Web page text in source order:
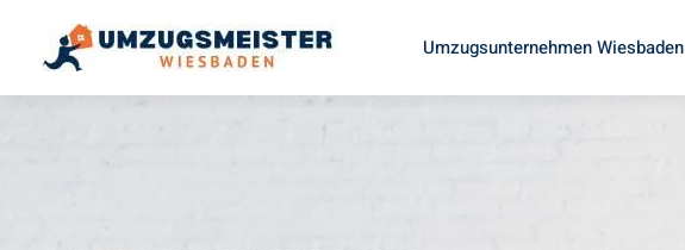
Umzugsunternehmen Wiesbaden